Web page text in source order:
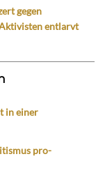
gegen
entlarvt
in einer
pro-